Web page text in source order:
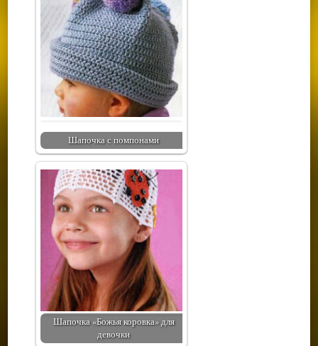
Шапочка с помпонами
Шапочка «Божья коровка» для
девочки